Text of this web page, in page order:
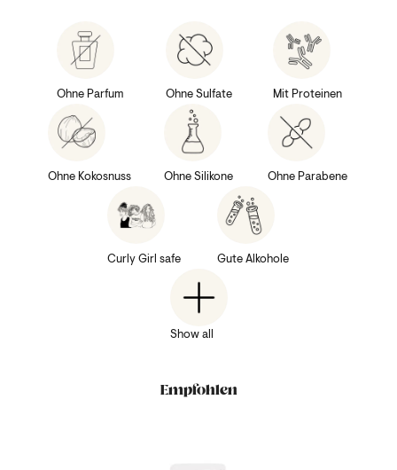
Ohne Parfum Ohne Sulfate Mit Proteinen
Ohne Kokosnuss Ohne Silikone Ohne Parabene
Curly Girl safe Gute Alkohole
Show all
Empfohlen